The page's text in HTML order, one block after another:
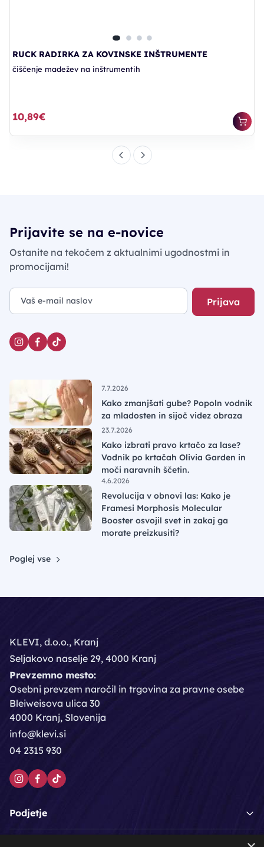
RUCK RADIRKA ZA KOVINSKE INŠTRUMENTE
čiščenje madežev na inštrumentih
10,89€
Prijavite se na e-novice
Ostanite na tekočem z aktualnimi ugodnostmi in
promocijami!
Prijava
7.7.2026
Kako zmanjšati gube? Popoln vodnik
za mladosten in sijoč videz obraza
23.7.2026
Kako izbrati pravo krtačo za lase?
Vodnik po krtačah Olivia Garden in
moči naravnih ščetin.
4.6.2026
Revolucija v obnovi las: Kako je
Framesi Morphosis Molecular
Booster osvojil svet in zakaj ga
morate preizkusiti?
Poglej vse
KLEVI, d.o.o., Kranj
Seljakovo naselje 29, 4000 Kranj
Prevzemno mesto:
Osebni prevzem naročil in trgovina za pravne osebe
Bleiweisova ulica 30
4000 Kranj, Slovenija
info@klevi.si
04 2315 930
Podjetje